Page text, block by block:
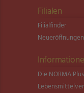
Filialen
Filialfinder
Neueröffnungen
Die NORMA